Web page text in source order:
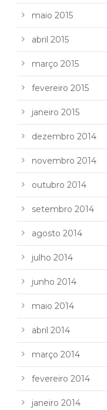
maio 2015
abril 2015
março 2015
fevereiro 2015
janeiro 2015
dezembro 2014
novembro 2014
outubro 2014
setembro 2014
agosto 2014
julho 2014
junho 2014
maio 2014
abril 2014
março 2014
fevereiro 2014
janeiro 2014